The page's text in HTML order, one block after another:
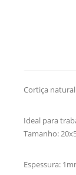
Cortiça
Ideal para
Tamanho:
Espessura: